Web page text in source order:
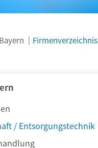
Firmenverzeichnis
/ Entsorgungstechnik